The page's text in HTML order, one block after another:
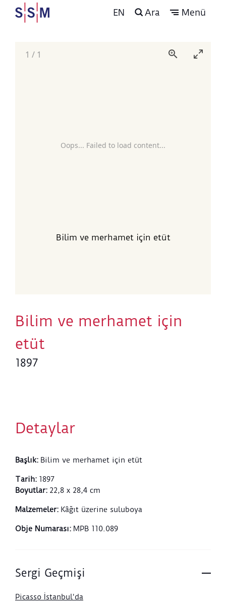
EN Ara Menü
Oops... Failed to load content...
1 / 1
Bilim ve merhamet için etüt
Bilim ve merhamet için
etüt
1897
Detaylar
Başlık: Bilim ve merhamet için etüt
Tarih: 1897
Boyutlar: 22,8 x 28,4 cm
Malzemeler: Kâğıt üzerine suluboya
Obje Numarası: MPB 110.089
Sergi Geçmişi
Picasso İstanbul'da